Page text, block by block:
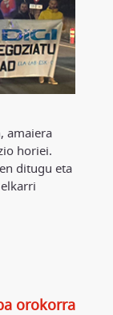
amaiera
horiei.
ditugu eta
orokorra